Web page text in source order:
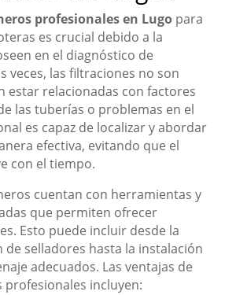
profesionales en Lugo para
es crucial debido a la
en el diagnóstico de
veces, las filtraciones no son
estar relacionadas con factores
las tuberías o problemas en el
es capaz de localizar y abordar
efectiva, evitando que el
con el tiempo.
cuentan con herramientas y
que permiten ofrecer
Esto puede incluir desde la
de selladores hasta la instalación
adecuados. Las ventajas de
incluyen: